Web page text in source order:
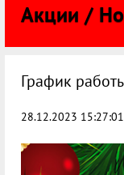
Акции /
График
28.12.2023 15:27:01